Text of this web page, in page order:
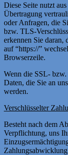
Diese Seite nutzt
Übertragung
oder Anfragen, die
bzw. TLS-
erkennen Sie daran,
auf “https://”
Browserzeile.
Wenn die SSL-
Daten, die Sie an
werden.
Verschlüsselter
Besteht nach dem
Verpflichtung, uns